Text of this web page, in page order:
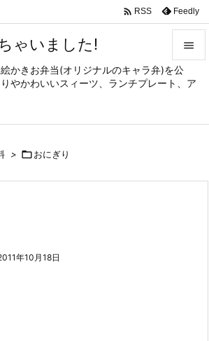
ゃいました!
かきお弁当(オリジナルのキャラ弁)を公
やかわいいスィーツ、ランチプレート、ア


メニュ
サイド

 RSS Feedly
> おにぎり
年10月18日